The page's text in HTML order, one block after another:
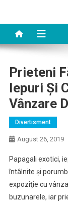
Prieteni
Iepuri Şi
Vânzare
Divertisment
August 26, 2019
Papagali exotici,
întâlnite şi
expoziţie cu
buzunarele, iar